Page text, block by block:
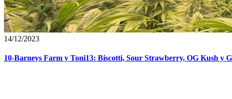
14/12/2023
10-Barneys Farm y Toni13: Biscotti, Sour Strawberry, OG Kush y